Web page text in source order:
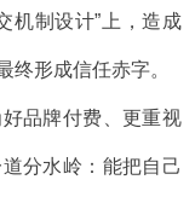
机制设计”上，造成
终形成信任赤字。
品牌付费、更重视
分水岭：能把自己